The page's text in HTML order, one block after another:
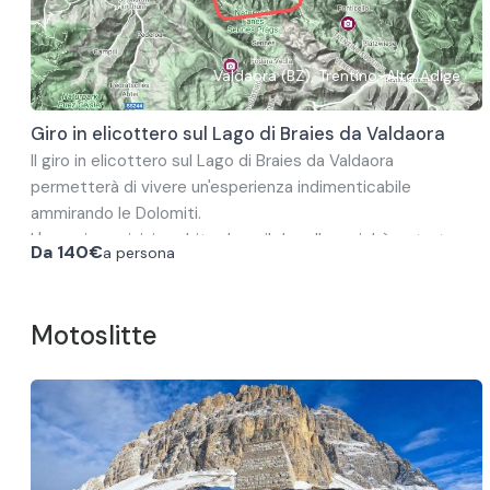
Valdaora (BZ), Trentino-Alto Adige
Giro in elicottero sul Lago di Braies da Valdaora
Il giro in elicottero sul Lago di Braies da Valdaora
permetterà di vivere un'esperienza indimenticabile
ammirando le Dolomiti.
L'esperienza inizia subito dopo il decollo, poichè potrete
ammirare le Dolomiti da un punti di vista completamente
Dolomiti come il Lago di Braies, Prato Piazza, la Val di
Con questa esperienza avrete anche la possibilità di
ammirare da lontano le Tre Cime di Lavaredo, la
Marmolada e il Gruppo Sella.
Per i voli sotto le 4 persone, si verrà aggregati ad altri
Da 140€a persona
Motoslitte